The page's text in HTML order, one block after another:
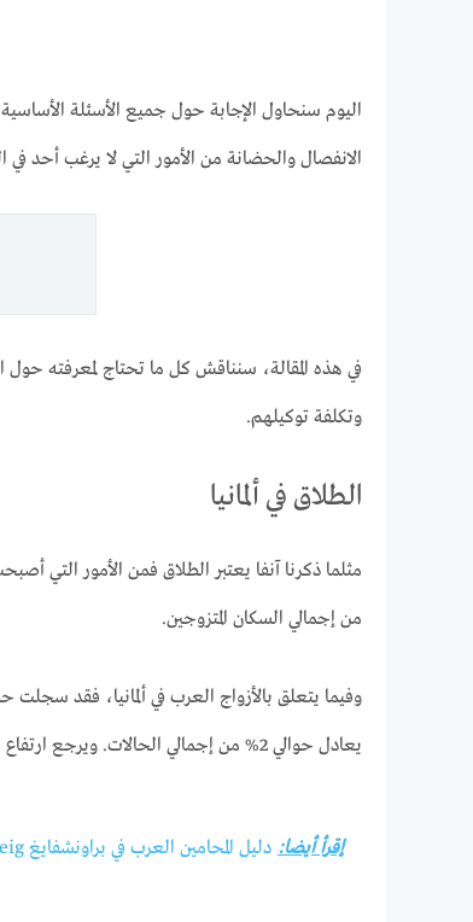
اليوم سنحاول الإجابة حول جميع الأسئلة
الانفصال والحضانة من الأمور التي لا يرغب أحد
في هذه المقالة، سنناقش كل ما تحتاج لمعرفته حول
وتكلفة توكيلهم.
الطلاق في ألمانيا
من إجمالي السكان المتزوجين.
يعادل حوالي 2% من إجمالي الحالات. ويرجع ارتفاع معدلات طلاق الأزواج العرب في ألمانيا إلى عدد من العوامل، منها:
إقرأ أيضا: دليل المحامين العرب في براونشفايغ Arabischer Anwalt in Braunschweig